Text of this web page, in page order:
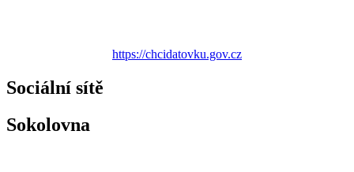
https://chcidatovku.gov.cz
Sociální sítě
Sokolovna